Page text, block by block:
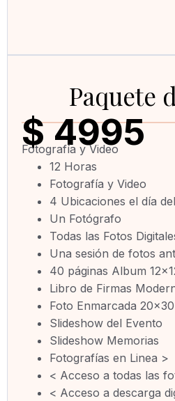
Paquete
$ 4995
Fotografía y Video
12 Horas
Fotografía y Video
4 Ubicaciones el día
Un Fotógrafo
Todas las Fotos
Una sesión de fotos
40 páginas Album
Libro de Firmas
Foto Enmarcada
Slideshow del Evento
Slideshow Memorias
Fotografías en Linea >
< Acceso a todas las
< Acceso a descarga